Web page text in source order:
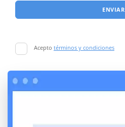
ENVIAR
Acepto términos y condiciones